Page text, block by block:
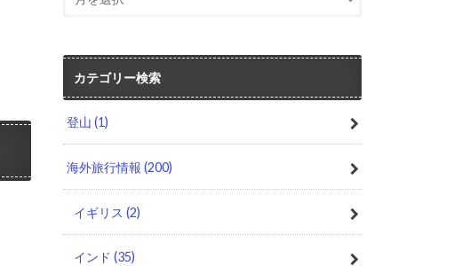
カテゴリー検索
登山(1)
海外旅行情報(200)
イギリス (2)
インド (35)